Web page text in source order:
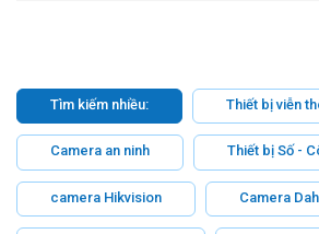
Tìm kiếm nhiều: Thiết bị viễn
Camera an ninh Thiết bị Số -
camera Hikvision Camera